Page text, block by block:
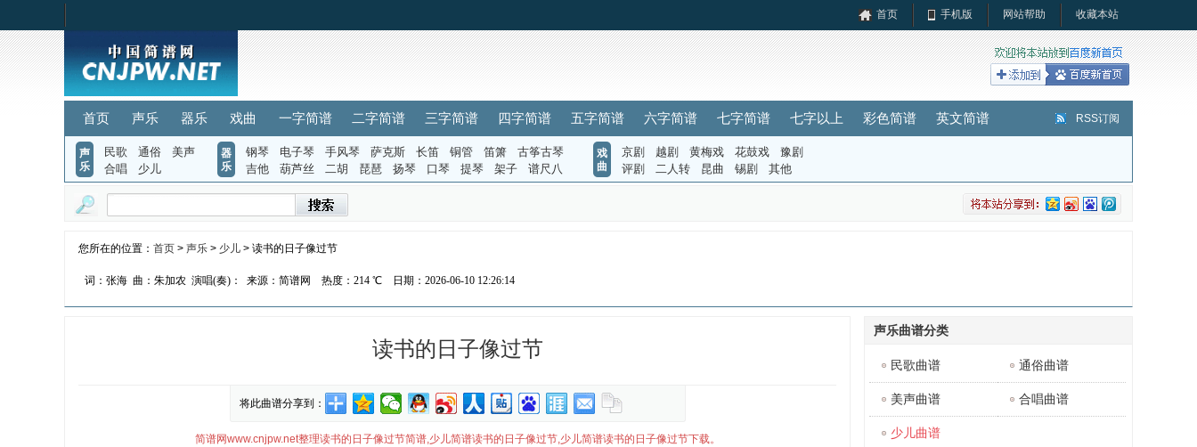
首页 手机版 网站帮助 收藏本站
首页 声乐 器乐 戏曲 一字简谱 二字简谱 三字简谱 四字简谱 五字简谱 六字简谱 七字简谱 七字以上 彩色简谱 英文简谱 RSS订阅
声
乐
民歌 通俗
美声
合唱
少儿
器
乐
钢琴 电子琴 手风琴 萨克斯 长笛 铜管 笛箫
古筝古琴
吉他
葫芦丝 二胡 琵琶 扬琴 口琴 提琴 架子 谱尺八
戏
曲
京剧 越剧 黄梅戏 花鼓戏
豫剧
评剧
二人转 昆曲 锡剧 其他
您所在的位置： 首页 > 声乐 > 少儿 > 读书的日子像过节
词：张海 曲：朱加农 演唱(奏)： 来源：简谱网 热度： 214 ℃ 日期：2026-06-10 12:26:14
读书的日子像过节
将此曲谱分享到：
简谱网www.cnjpw.net整理读书的日子像过节简谱,少儿简谱读书的日子像过节,少儿简谱读书的日子像过节下载。
声乐曲谱分类
民歌曲谱 通俗曲谱
美声曲谱 合唱曲谱
少儿曲谱